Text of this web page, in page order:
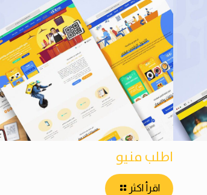
اطلب منيو
اقرأ اكثر